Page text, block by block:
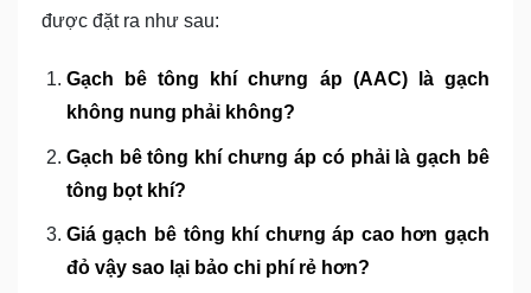
được đặt ra như sau:
Gạch bê tông khí chưng áp (AAC) là gạch
không nung phải không?
Gạch bê tông khí chưng áp có phải là gạch bê
tông bọt khí?
Giá gạch bê tông khí chưng áp cao hơn gạch
đỏ vậy sao lại bảo chi phí rẻ hơn?